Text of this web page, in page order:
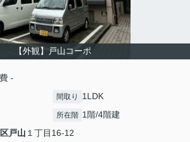
【外観】戸山コーポ
-
間取り 1LDK
所在階 1階/4階建
戸山 １丁目16-12